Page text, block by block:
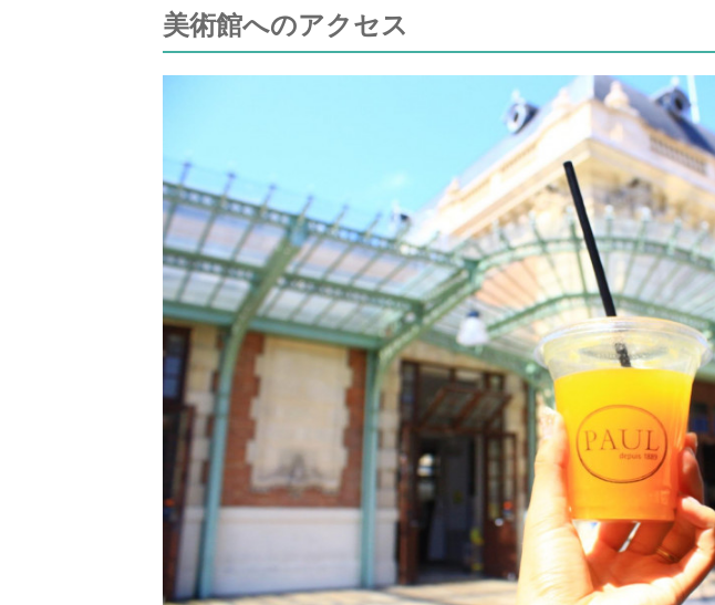
美術館へのアクセス